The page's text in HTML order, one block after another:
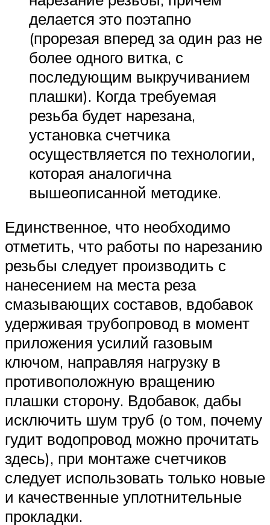
делается это поэтапно
(прорезая вперед за один раз не
более одного витка, с
последующим выкручиванием
плашки). Когда требуемая
резьба будет нарезана,
установка счетчика
осуществляется по технологии,
которая аналогична
вышеописанной методике.
Единственное, что необходимо
отметить, что работы по нарезанию
резьбы следует производить с
нанесением на места реза
смазывающих составов, вдобавок
удерживая трубопровод в момент
приложения усилий газовым
ключом, направляя нагрузку в
противоположную вращению
плашки сторону. Вдобавок, дабы
исключить шум труб (о том, почему
гудит водопровод можно прочитать
здесь), при монтаже счетчиков
следует использовать только новые
и качественные уплотнительные
прокладки.